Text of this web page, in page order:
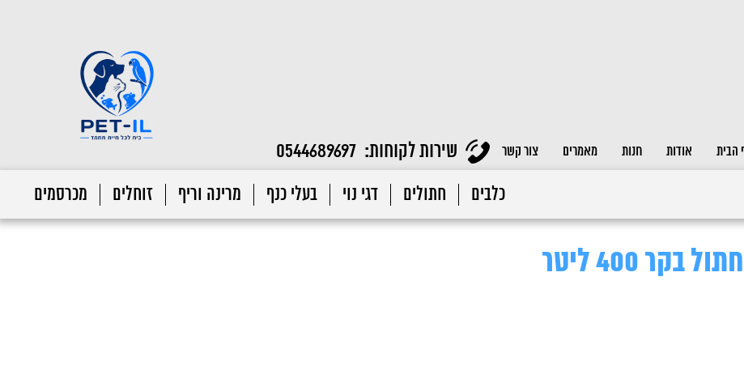
הבית
אודות חנות מאמרים צור קשר שירות לקוחות: 0544689697
כלבים חתולים דגי נוי בעלי כנף מרינה וריף זוחלים מכרסמים
400 ליטר